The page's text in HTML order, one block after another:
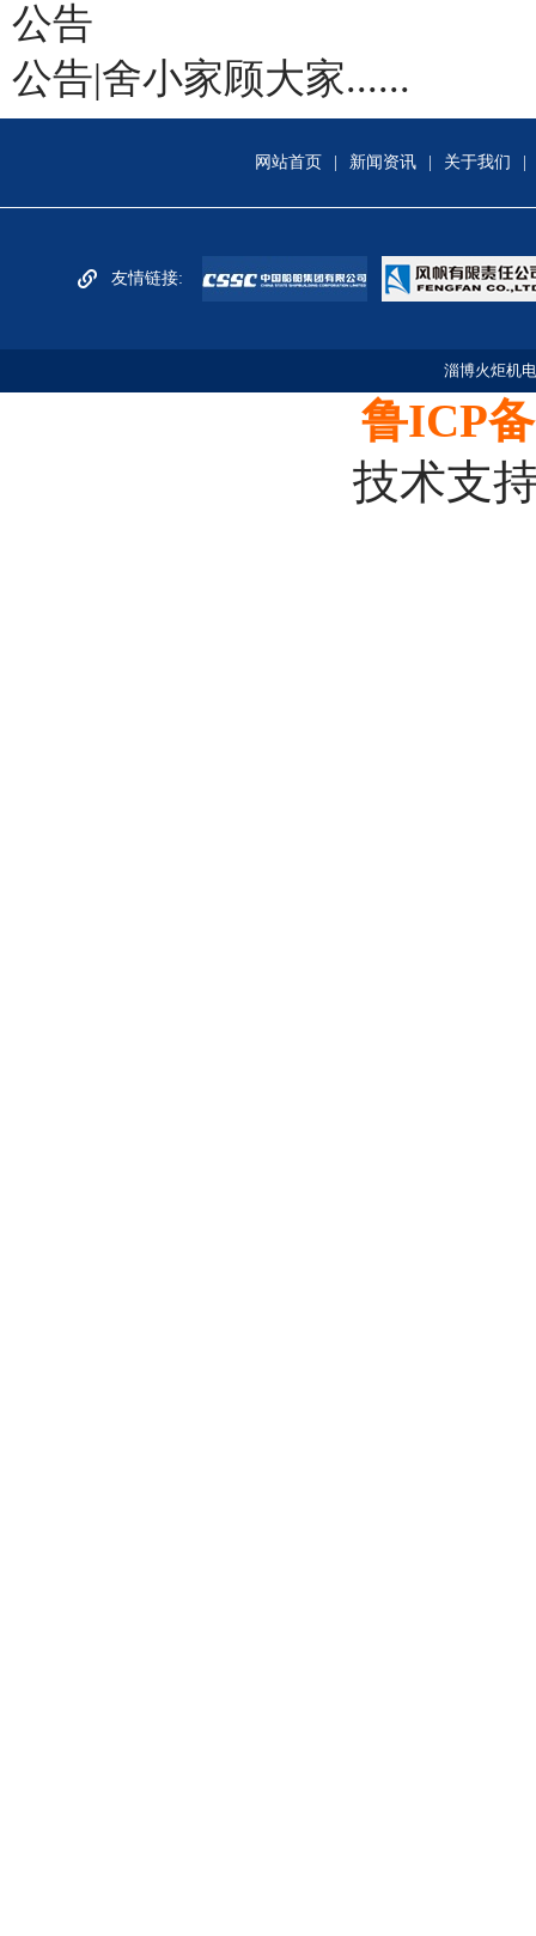
公告
公告|舍小家顾大家......
网站首页 新闻资讯 关于我们
友情链接:
淄博火炬机
鲁ICP
技术支